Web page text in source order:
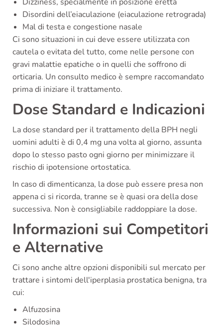
Disordini dell’eiaculazione (eiaculazione retrograda)
Mal di testa e congestione nasale
Ci sono situazioni in cui deve essere utilizzata con
cautela o evitata del tutto, come nelle persone con
gravi malattie epatiche o in quelli che soffrono di
orticaria. Un consulto medico è sempre raccomandato
prima di iniziare il trattamento.
Dose Standard e Indicazioni
La dose standard per il trattamento della BPH negli
uomini adulti è di 0,4 mg una volta al giorno, assunta
dopo lo stesso pasto ogni giorno per minimizzare il
rischio di ipotensione ortostatica.
In caso di dimenticanza, la dose può essere presa non
appena ci si ricorda, tranne se è quasi ora della dose
successiva. Non è consigliabile raddoppiare la dose.
Informazioni sui Competitori
e Alternative
Ci sono anche altre opzioni disponibili sul mercato per
trattare i sintomi dell'iperplasia prostatica benigna, tra
cui:
Alfuzosina
Silodosina